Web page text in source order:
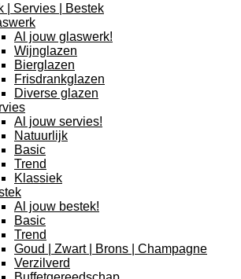
| Servies | Bestek
Al jouw glaswerk!
Wijnglazen
Bierglazen
Frisdrankglazen
Diverse glazen
Al jouw servies!
Natuurlijk
Basic
Trend
Klassiek
Al jouw bestek!
Basic
Trend
Goud | Zwart | Brons | Champagne
Verzilverd